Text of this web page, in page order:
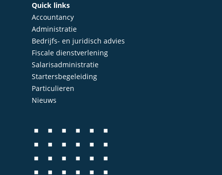
Quick links
Accountancy
Administratie
Bedrijfs- en juridisch advies
Fiscale dienstverlening
Salarisadministratie
Startersbegeleiding
Particulieren
Nieuws